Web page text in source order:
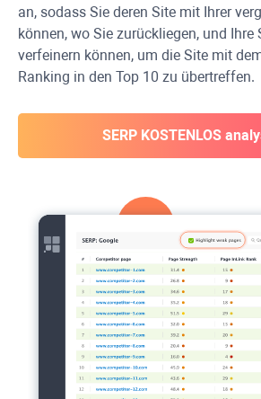
an, sodass Sie deren Site mit Ihrer
können, wo Sie zurückliegen, und Ihre
verfeinern können, um die Site mit
Ranking in den Top 10 zu übertreffen.
SERP KOSTENLOS